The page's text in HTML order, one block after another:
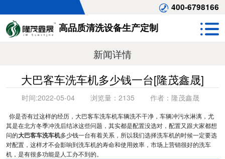
400-6798166
高品质清洗设备生产定制
新闻详情
大巴客车洗车机多少钱一台[隆茂鑫晟]
时间:2022-05-04 浏览量： 2135 作者： 隆茂鑫晟
你是否有过这样的经历，大巴客车洗车机车辆洗不干净，车辆冲污水淋漓，尤
其是在北方冬季冲洗后结冰这些问题，其实都是配置没选对，配置又跟大家都想
问的大巴客车洗车机多少钱一台有着关系，所以我们选择洗车机的时候一定要选
对配置，这样才不会影响到洗车机的寿命和使用效率，市场上营销很好的洗车
机，是有很多功能是人工办不到的。